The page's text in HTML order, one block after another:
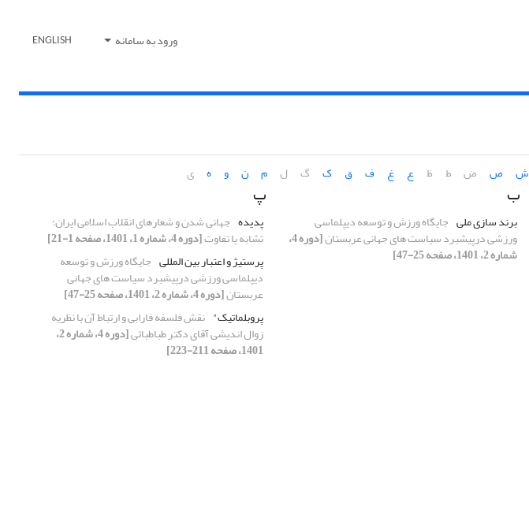
ورود به سامانه ENGLISH
ش ص ض ط ظ ع غ ف ق ک گ ل م ن و ه ی
ب
برند سازی ملی جایگاه ورزش و توسعه دیپلماسی
ورزشی درپیشبرد سیاست های جهانی عربستان [دوره 4،
شماره 2، 1401، صفحه 25-47]
پ
پدیده جهانی شدن و شعارهای انقلاب اسلامی ایران؛
تشابه یا تفاوت[دوره 4، شماره 1، 1401، صفحه 1-21]
پرستیژ و اعتبار بین المللی جایگاه ورزش و توسعه
دیپلماسی ورزشی درپیشبرد سیاست های جهانی
عربستان[دوره 4، شماره 2، 1401، صفحه 25-47]
پروبلماتیک" نقش فلسفه فارابی و ارتباط آن با نظریه
زوال اندیشی آقای دکتر طباطبائی [دوره 4، شماره 2،
1401، صفحه 211-223]